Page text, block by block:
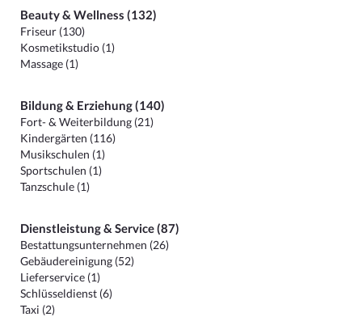
Beauty & Wellness (132)
Friseur (130)
Kosmetikstudio (1)
Massage (1)
Bildung & Erziehung (140)
Fort- & Weiterbildung (21)
Kindergärten (116)
Musikschulen (1)
Sportschulen (1)
Tanzschule (1)
Dienstleistung & Service (87)
Bestattungsunternehmen (26)
Gebäudereinigung (52)
Lieferservice (1)
Schlüsseldienst (6)
Taxi (2)